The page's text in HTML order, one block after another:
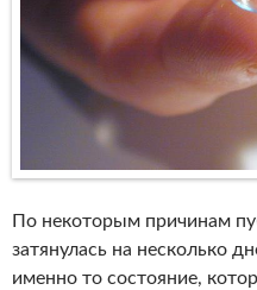
По некоторым причинам
затянулась на несколько
именно то состояние,